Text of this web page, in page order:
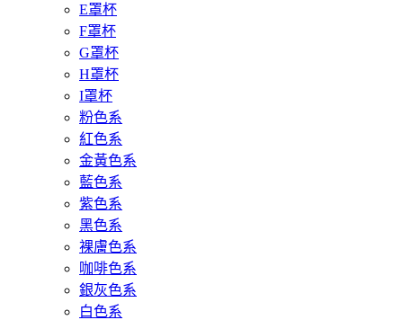
E罩杯
F罩杯
G罩杯
H罩杯
I罩杯
粉色系
紅色系
金黃色系
藍色系
紫色系
黑色系
裸膚色系
咖啡色系
銀灰色系
白色系